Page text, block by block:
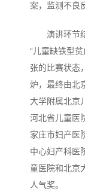
案，监测不良
演讲环节
“儿童缺铁型
张的比赛状态
炉，最终由北
大学附属北京
河北省儿童医
家庄市妇产医
中心妇产科医
童医院和北京
人气奖。